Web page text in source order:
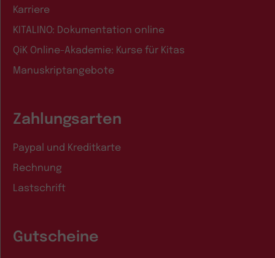
Karriere
KITALINO: Dokumentation online
QiK Online-Akademie: Kurse für Kitas
Manuskriptangebote
Zahlungsarten
Paypal und Kreditkarte
Rechnung
Lastschrift
Gutscheine